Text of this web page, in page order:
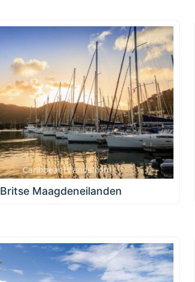
Britse Maagdeneilanden